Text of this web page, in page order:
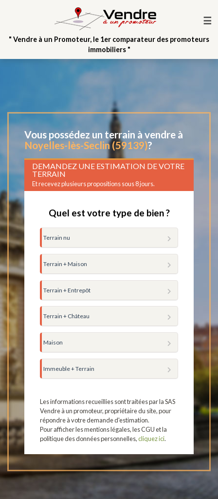
☰
" Vendre à un Promoteur, le 1er comparateur des promoteurs
immobiliers "
Vous possédez un terrain à vendre à
Noyelles-lès-Seclin (59139)?
DEMANDEZ UNE ESTIMATION DE VOTRE
TERRAIN
Et recevez plusieurs propositions sous 8 jours.
Quel est votre type de bien ?
Terrain nu
Terrain + Maison
Terrain + Entrepôt
Terrain + Château
Maison
Immeuble + Terrain
Les informations recueillies sont traitées par la SAS
Vendre à un promoteur, propriétaire du site, pour
répondre à votre demande d'estimation.
Pour afficher les mentions légales, les CGU et la
politique des données personnelles,cliquez ici.